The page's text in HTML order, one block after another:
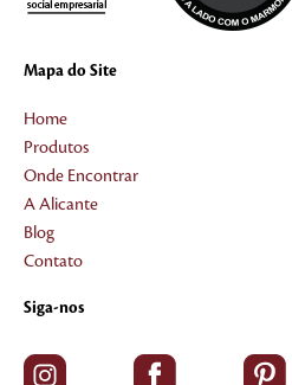
Mapa do Site
Home
Produtos
Onde Encontrar
A Alicante
Blog
Contato
Siga-nos